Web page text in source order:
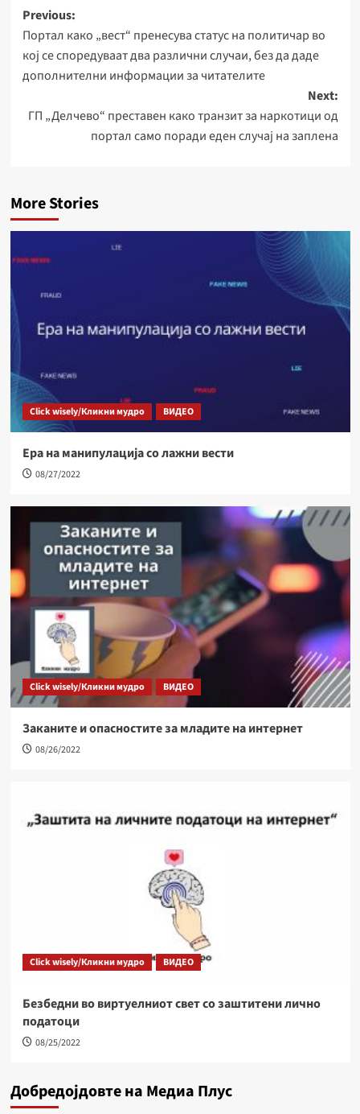
Post
navigation
Previous:
Портал како „вест“ пренесува статус на политичар во
кој се споредуваат два различни случаи, без да даде
дополнителни информации за читателите
Next:
ГП „Делчево“ преставен како транзит за наркотици од
портал само поради еден случај на заплена
More Stories
Click wisely/Кликни мудро ВИДЕО
Ера на манипулација со лажни вести
08/27/2022
Click wisely/Кликни мудро ВИДЕО
Заканите и опасностите за младите на интернет
08/26/2022
Click wisely/Кликни мудро ВИДЕО
Безбедни во виртуелниот свет со заштитени лично
податоци
08/25/2022
Добредојдовте на Медиа Плус